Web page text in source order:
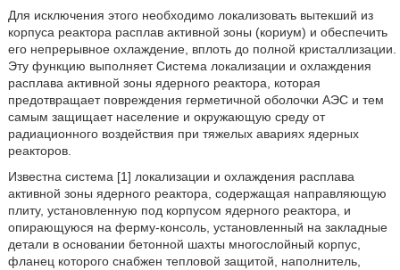
Для исключения этого необходимо локализовать вытекший из
корпуса реактора расплав активной зоны (кориум) и обеспечить
его непрерывное охлаждение, вплоть до полной кристаллизации.
Эту функцию выполняет Система локализации и охлаждения
расплава активной зоны ядерного реактора, которая
предотвращает повреждения герметичной оболочки АЭС и тем
самым защищает население и окружающую среду от
радиационного воздействия при тяжелых авариях ядерных
реакторов.
Известна система [1] локализации и охлаждения расплава
активной зоны ядерного реактора, содержащая направляющую
плиту, установленную под корпусом ядерного реактора, и
опирающуюся на ферму-консоль, установленный на закладные
детали в основании бетонной шахты многослойный корпус,
фланец которого снабжен тепловой защитой, наполнитель,